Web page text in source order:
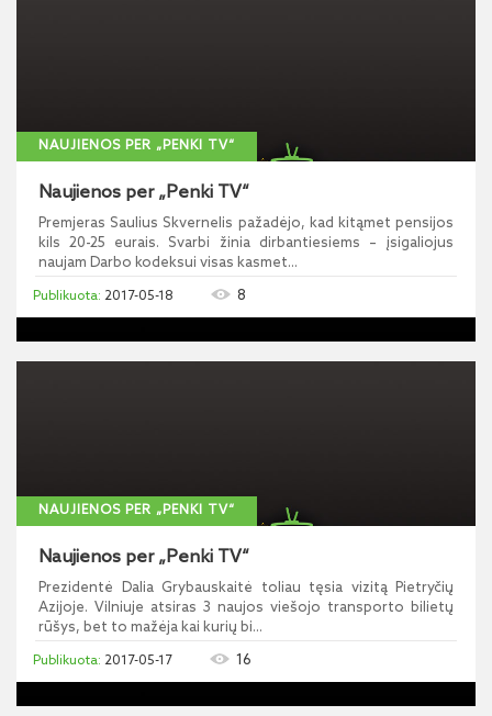
NAUJIENOS PER „PENKI TV“
Naujienos per „Penki TV“
Premjeras Saulius Skvernelis pažadėjo, kad kitąmet pensijos
kils 20-25 eurais. Svarbi žinia dirbantiesiems – įsigaliojus
naujam Darbo kodeksui visas kasmet...
2017-05-18 8
NAUJIENOS PER „PENKI TV“
Naujienos per „Penki TV“
Prezidentė Dalia Grybauskaitė toliau tęsia vizitą Pietryčių
Azijoje. Vilniuje atsiras 3 naujos viešojo transporto bilietų
rūšys, bet to mažėja kai kurių bi...
2017-05-17 16